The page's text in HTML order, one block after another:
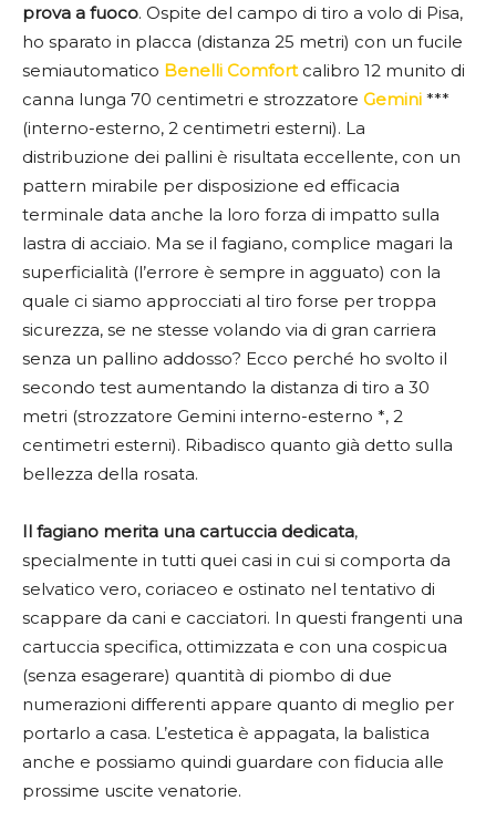
prova a fuoco. Ospite del campo di tiro a volo di Pisa,
ho sparato in placca (distanza 25 metri) con un fucile
semiautomatico Benelli Comfortcalibro 12 munito di
canna lunga 70 centimetri e strozzatore Gemini ***
(interno-esterno, 2 centimetri esterni). La
distribuzione dei pallini è risultata eccellente, con un
pattern mirabile per disposizione ed efficacia
terminale data anche la loro forza di impatto sulla
lastra di acciaio. Ma se il fagiano, complice magari la
superficialità (l’errore è sempre in agguato) con la
quale ci siamo approcciati al tiro forse per troppa
sicurezza, se ne stesse volando via di gran carriera
senza un pallino addosso? Ecco perché ho svolto il
secondo test aumentando la distanza di tiro a 30
metri (strozzatore Gemini interno-esterno *, 2
centimetri esterni). Ribadisco quanto già detto sulla
bellezza della rosata.
Il fagiano merita una cartuccia dedicata,
specialmente in tutti quei casi in cui si comporta da
selvatico vero, coriaceo e ostinato nel tentativo di
scappare da cani e cacciatori. In questi frangenti una
cartuccia specifica, ottimizzata e con una cospicua
(senza esagerare) quantità di piombo di due
numerazioni differenti appare quanto di meglio per
portarlo a casa. L’estetica è appagata, la balistica
anche e possiamo quindi guardare con fiducia alle
prossime uscite venatorie.